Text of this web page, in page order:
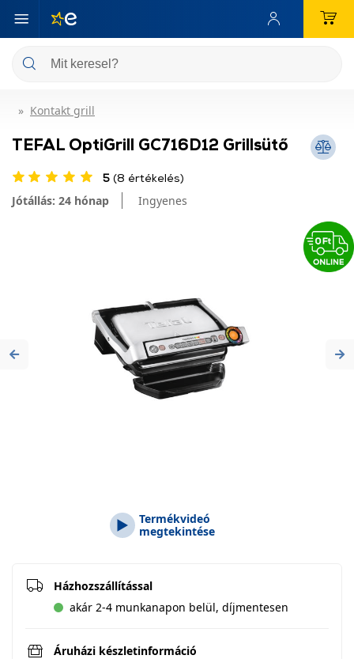
Kontakt grill
TEFAL OptiGrill GC716D12 Grillsütő
5 (8 értékelés)
Jótállás: 24 hónap Ingyenes
Previous
Termékvideó
megtekintése
Házhozszállítással
akár 2-4 munkanapon belül, díjmentesen
Áruházi készletinformáció